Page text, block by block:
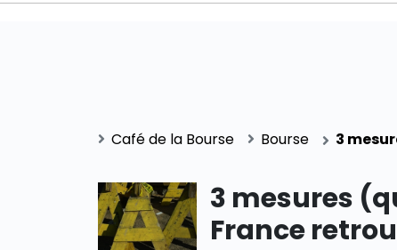
Café de la Bourse Bourse 3
3 mesures
France